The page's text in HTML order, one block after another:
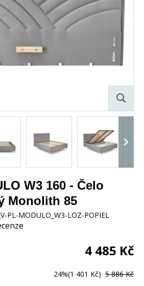
W3 160 - Čelo
Monolith 85
PL-MODULO_W3-LOZ-POPIEL
4 485 Kč
24%(1 401 Kč) 5 886 Kč